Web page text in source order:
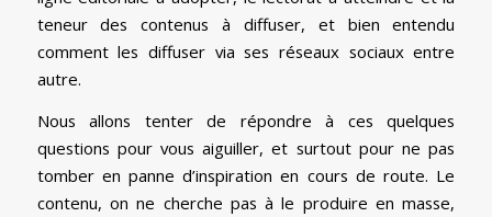
teneur des contenus à diffuser, et bien entendu
comment les diffuser via ses réseaux sociaux entre
autre.
Nous allons tenter de répondre à ces quelques
questions pour vous aiguiller, et surtout pour ne pas
tomber en panne d’inspiration en cours de route. Le
contenu, on ne cherche pas à le produire en masse,